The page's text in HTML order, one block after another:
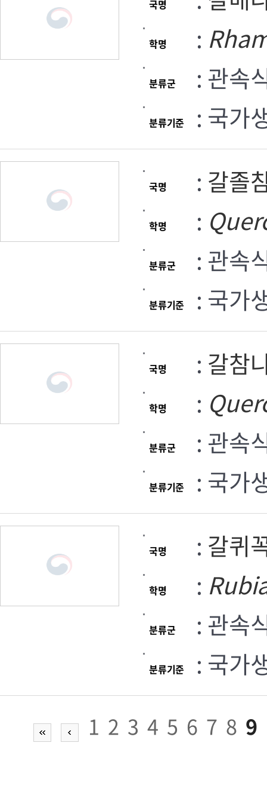
국명
학명 :
분류군 : 관속
분류기준 : 국가
국명 : 갈졸
학명 :
분류군 : 관속
분류기준 : 국가
국명 : 갈참
학명 :
분류군 : 관속
분류기준 : 국가
국명 : 갈퀴
학명 :
분류군 : 관속
분류기준 : 국가
1 2 3 4 5 6 7 8 9